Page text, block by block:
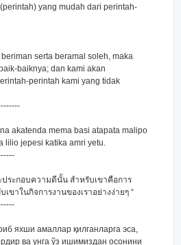
yang mudah dari perintah-
beriman serta beramal soleh, maka
baiknya; dan kami akan
perintah kami yang tidak
akatenda mema basi atapata malipo
lilio jepesi katika amri yetu.
ประกอบความดีนั้น สำหรับเขาคือการ
ขาในกิจการงานของเราอย่างง่ายๆ “
яхши амаллар қилганларга эса,
ва унга ўз ишимиздан осонини